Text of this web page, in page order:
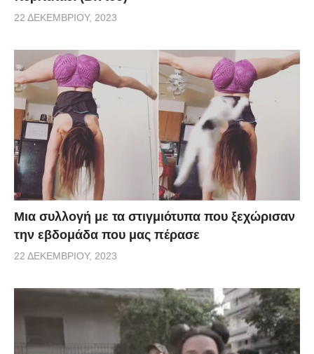
22 ΔΕΚΕΜΒΡΊΟΥ, 2023
Μια συλλογή με τα στιγμιότυπα που ξεχώρισαν
την εβδομάδα που μας πέρασε
22 ΔΕΚΕΜΒΡΊΟΥ, 2023